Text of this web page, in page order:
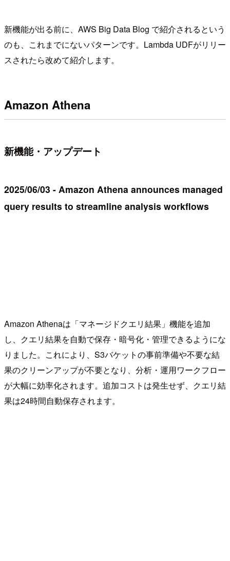
新機能が出る前に、AWS Big Data Blog で紹介されるという
のも、これまでにないパターンです。Lambda UDFがリリー
スされたら改めて紹介します。
Amazon Athena
新機能・アップデート
2025/06/03 - Amazon Athena announces managed
query results to streamline analysis workflows
Amazon Athenaは「マネージドクエリ結果」機能を追加
し、クエリ結果を自動で保存・暗号化・管理できるようにな
りました。これにより、S3バケットの事前準備や不要な結
果のクリーンアップが不要となり、分析・運用ワークフロー
が大幅に効率化されます。追加コストは発生せず、クエリ結
果は24時間自動保存されます。